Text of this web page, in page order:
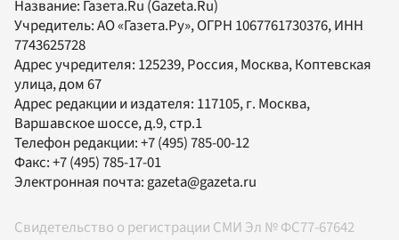
Название: Газета.Ru (Gazeta.Ru)
Учредитель:АО «Газета.Ру», ОГРН 1067761730376, ИНН
7743625728
Адрес учредителя: 125239, Россия, Москва, Коптевская
улица, дом 67
Адрес редакции и издателя: 117105, г. Москва,
Варшавское шоссе, д.9, стр.1
Телефон редакции:+7 (495) 785-00-12
Факс:+7 (495) 785-17-01
Электронная почта:gazeta@gazeta.ru
Свидетельство о регистрации СМИ Эл № ФС77-67642